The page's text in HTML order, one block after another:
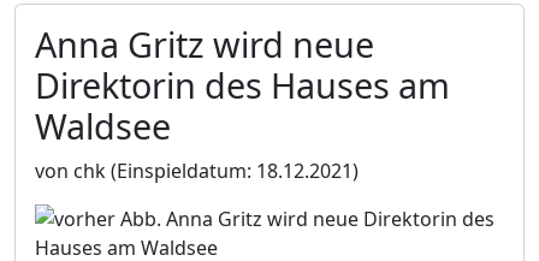
Anna Gritz wird neue
Direktorin des Hauses am
Waldsee
von chk(Einspieldatum: 18.12.2021)